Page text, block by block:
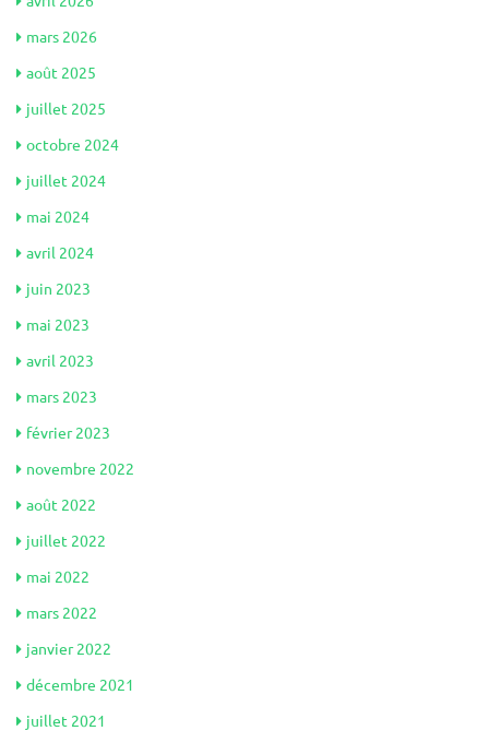
mars 2026
août 2025
juillet 2025
octobre 2024
juillet 2024
mai 2024
avril 2024
juin 2023
mai 2023
avril 2023
mars 2023
février 2023
novembre 2022
août 2022
juillet 2022
mai 2022
mars 2022
janvier 2022
décembre 2021
juillet 2021